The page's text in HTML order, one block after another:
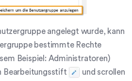
angelegt wurde, kann
bestimmte Rechte
Beispiel: Administratoren)
Bearbeitungsstift
und scrollen